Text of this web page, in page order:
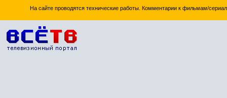
На сайте проводятся технические работы. Комментарии к фильмам/